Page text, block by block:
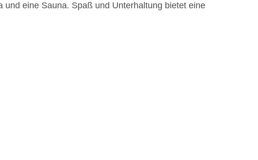
und eine Sauna. Spaß und Unterhaltung bietet eine